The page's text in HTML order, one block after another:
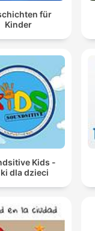
für
Kinder
Kids -
dla dzieci